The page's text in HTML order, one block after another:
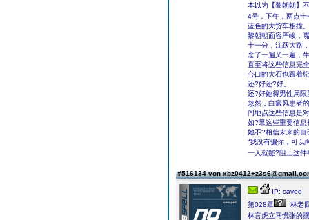
本以为【黎朝朝】
4号，下午，两点
蓝色的大货车相撞。
黎朝朝面容严峻，
十一分，江跃大路
念了一遍又一遍，
直至将这些信息完
心口的大石也跟着
还?好还?好。
还?好她得男性局
忽然，白癜风患者
间地点这些信息是
如?果这些重要信
她不?相信未来的
“我没有骗你，可以
一天就能?阻止这
#516134 von
IP: saved
第028章
林老
林言虎立马慌张的